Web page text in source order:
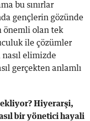
bu sınırlar
gençlerin gözünde
önemli olan tek
ile çözümler
elimizde
gerçekten anlamlı
Hiyerarşi,
bir yönetici hayali